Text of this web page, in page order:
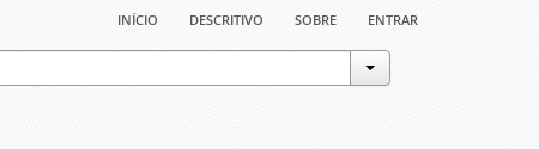
início descritivo sobre entrar